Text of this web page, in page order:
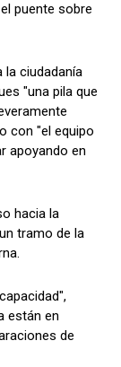
puente sobre
la ciudadanía
"una pila que
con "el equipo
apoyando en
hacia la
tramo de la
están en
de